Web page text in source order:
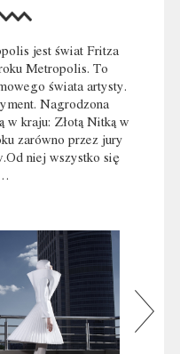
jest świat Fritza
Metropolis. To
świata artysty.
Nagrodzona
w kraju: Złotą Nitką w
zarówno przez jury
niej wszystko się